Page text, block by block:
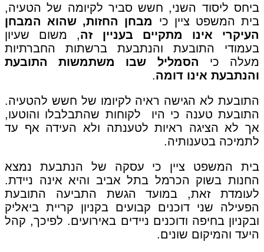
ביחס ליסוד השני, חשש סביר לקיומה של הטעיה,
בית המשפט ציין כי
מבחן החזות, שהוא המבחן
העיקרי אינו מתקיים בעניין זה, משום שעיון
בעמודי התובעת והנתבעת ברשתות החברתיות
מעלה כי הסמליל שבו משתמשות התובעת
והנתבעת אינו דומה.
התובעת לא הגישה ראיה לקיומו של חשש להטעיה.
התובעת טענה כי היו לקוחות שהתבלבלו והוטעו,
אך לא הציגה ראיות לטענתה ולא העידה אף עד
לתמיכה בטענותיה.
בית המשפט ציין כי עסקה של הנתבעת נמצא
החנות בשוק הכרמל בתל אביב והיא אינה ניידת.
לעומדת זאת, במועד הגשת התביעה התובעת
הפעילה שני דוכנים קבועים בקניון קריית ביאליק
ובקניון בחיפה ודוכנים ניידים באירועים. לפיכך, קהל
היעד והמיקום שונים.